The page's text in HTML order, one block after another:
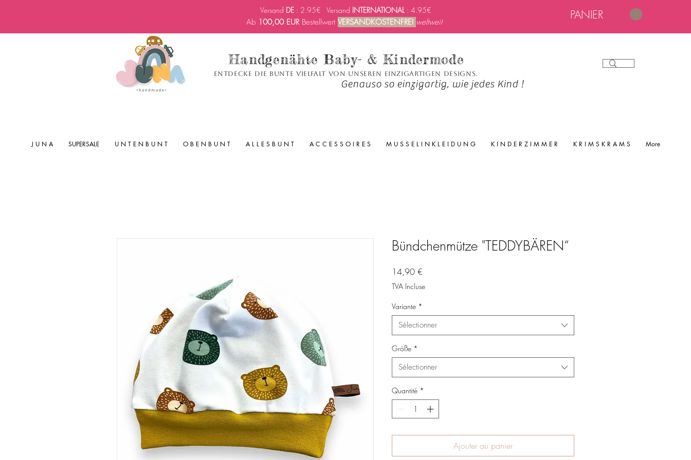
PANIER
Versand DE : 2.95€ Versand INTERNATIONAL : 4.95€
Ab 100,00 EURBestellwert VERSANDKOSTENFREI weltweit
Handgenähte Baby- & Kindermode
Entdecke die bunte Vielfalt von unseren einzigartigen Designs.
Genauso so einzigartig, wie jedes Kind !
J U N A SUPERSALE U N T E N B U N T O B E N B U N T A L L E S B U N T A C C E S S O I R E S M U S S E L I N K L E I D U N G K I N D E R Z I M M E R K R I M S K R A M S More
Bündchenmütze "TEDDYBÄREN“
14,90 €
TVA Incluse
Variante *
Sélectionner
Größe *
Sélectionner
Quantité *
Ajouter au panier